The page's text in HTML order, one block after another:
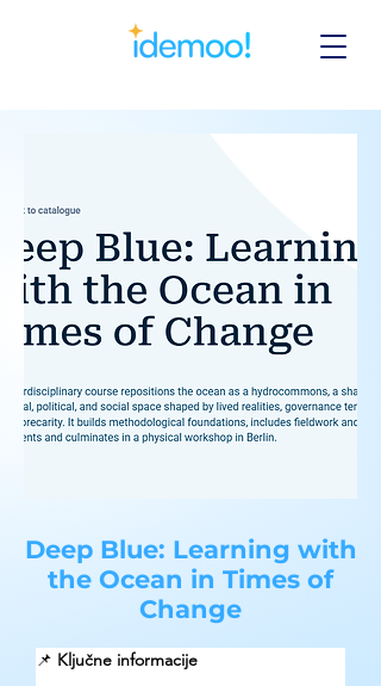
Deep Blue: Learning with
the Ocean in Times of
Change
📌 Ključne informacije